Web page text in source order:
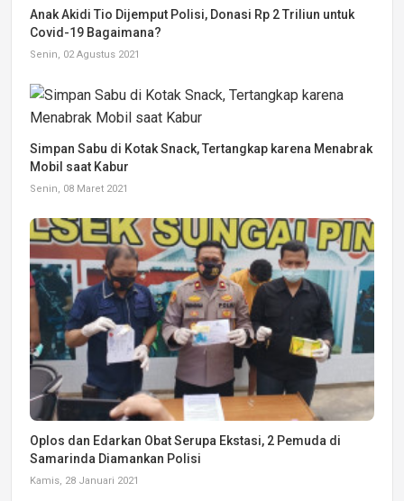
Anak Akidi Tio Dijemput Polisi, Donasi Rp 2 Triliun untuk
Covid-19 Bagaimana?
Senin, 02 Agustus 2021
Simpan Sabu di Kotak Snack, Tertangkap karena Menabrak
Mobil saat Kabur
Senin, 08 Maret 2021
Oplos dan Edarkan Obat Serupa Ekstasi, 2 Pemuda di
Samarinda Diamankan Polisi
Kamis, 28 Januari 2021